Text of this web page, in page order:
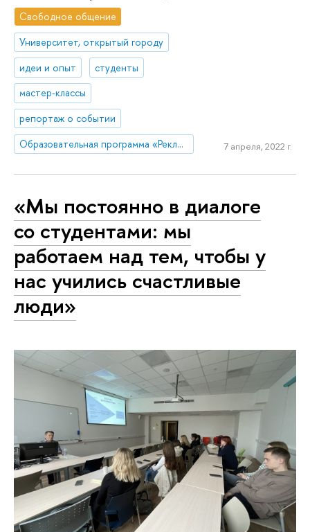
Свободное общение
Университет, открытый городу
идеи и опыт
студенты
мастер-классы
репортаж о событии
Образовательная программа «Реклама и связи с общественностью»
7 апреля, 2022 г.
«Мы постоянно в диалоге
со студентами: мы
работаем над тем, чтобы у
нас учились счастливые
люди»